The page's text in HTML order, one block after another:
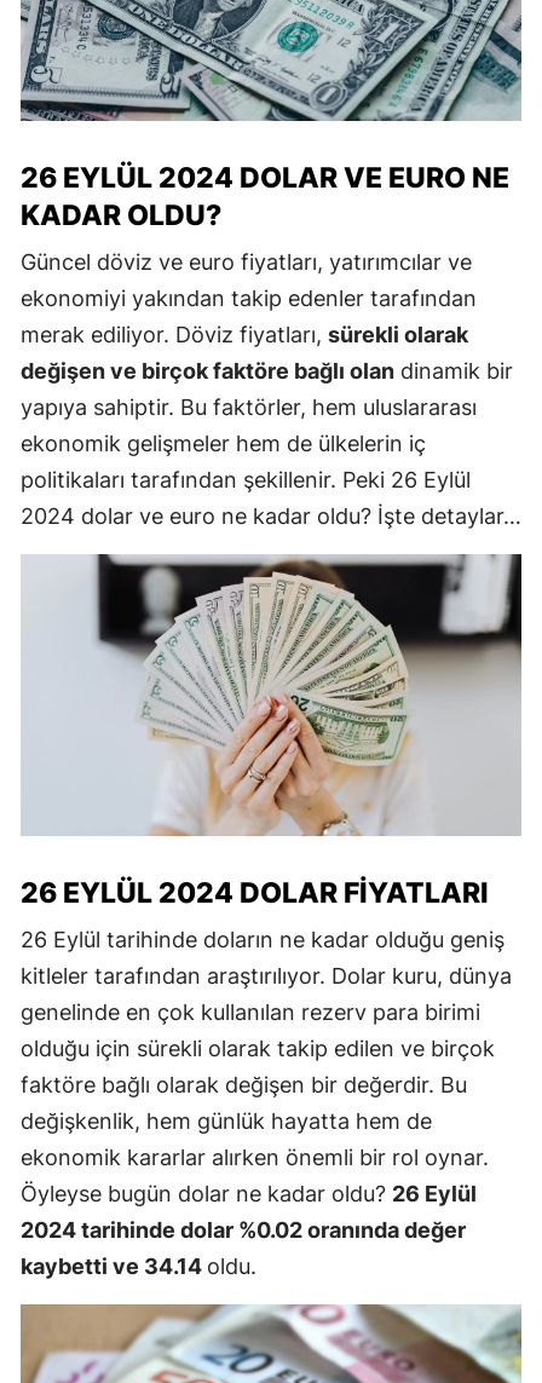
26 EYLÜL 2024 DOLAR VE EURO NE
KADAR OLDU?
Güncel döviz ve euro fiyatları, yatırımcılar ve
ekonomiyi yakından takip edenler tarafından
merak ediliyor. Döviz fiyatları, sürekli olarak
değişen ve birçok faktöre bağlı olan dinamik bir
yapıya sahiptir. Bu faktörler, hem uluslararası
ekonomik gelişmeler hem de ülkelerin iç
politikaları tarafından şekillenir. Peki 26 Eylül
2024 dolar ve euro ne kadar oldu? İşte detaylar…
26 EYLÜL 2024 DOLAR FIYATLARI
26 Eylül tarihinde doların ne kadar olduğu geniş
kitleler tarafından araştırılıyor. Dolar kuru, dünya
genelinde en çok kullanılan rezerv para birimi
olduğu için sürekli olarak takip edilen ve birçok
faktöre bağlı olarak değişen bir değerdir. Bu
değişkenlik, hem günlük hayatta hem de
ekonomik kararlar alırken önemli bir rol oynar.
Öyleyse bugün dolar ne kadar oldu? 26 Eylül
2024 tarihinde dolar %0.02 oranında değer
kaybetti ve 34.14 oldu.